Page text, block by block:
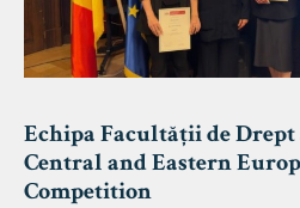
Echipa Facultății de
Central and Eastern
Competition